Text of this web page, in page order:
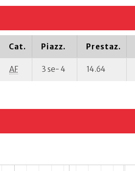
Cat. Piazz. Prestaz.
AF 3 se- 4 14.64